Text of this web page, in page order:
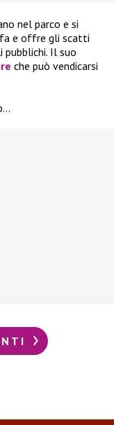
nel parco e si
e offre gli scatti
Il suo
che può vendicarsi